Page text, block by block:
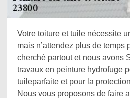
Votre toiture et tuile nécessite
mais n’attendez plus de temps
cherché partout et nous avons
travaux en peinture hydrofuge
tuileparfaite et pour la
Nous vous proposons de faire